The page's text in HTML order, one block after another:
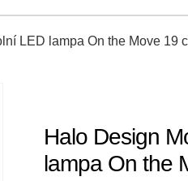
LED lampa On the Move 19
Halo Design
lampa On the